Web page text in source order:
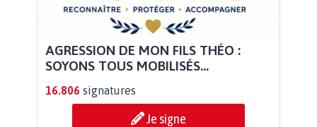
AGRESSION DE MON FILS THÉO :
SOYONS TOUS MOBILISÉS...
16.806 signatures
Je signe